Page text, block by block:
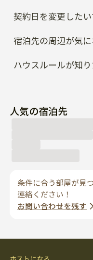
契約日を変更したい
宿泊先の周辺が気
ハウスルールが知
人気の宿泊先
条件に合う部屋が見
連絡ください！
お問い合わせを残す